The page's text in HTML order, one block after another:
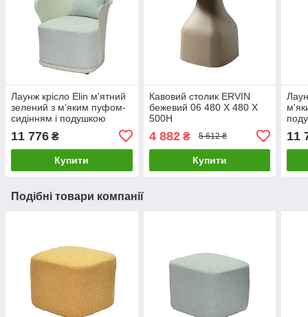
Лаунж крісло Elin м'ятний
зелений з м'яким пуфом-
сидінням і подушкою
11 776 ₴
Купити
Кавовий столик ERVIN
бежевий 06 480 Х 480 X
500H
4 882₴ 5 612 ₴
Купити
11
Подібні товари компанії